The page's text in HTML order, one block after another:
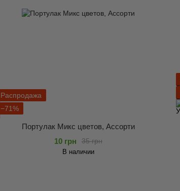
Распродажа
−71%
Портулак Микс цветов, Ассорти
35 грн
10 грн
В наличии